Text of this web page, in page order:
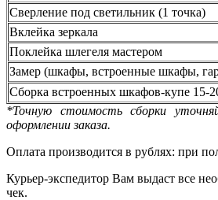
Сверление под светильник (1 точка)
Вклейка зеркала
Поклейка шлегеля мастером
Замер (шкафы, встроенные шкафы,
Сборка встроенных шкафов-купе 15-
*Точную стоимость сборки
оформлении заказа.
Оплата производится в рублях: при
Курьер-экспедитор Вам выдаст все
чек.